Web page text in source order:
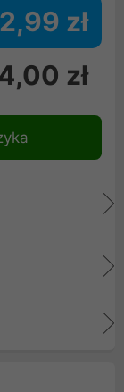
zł
zł